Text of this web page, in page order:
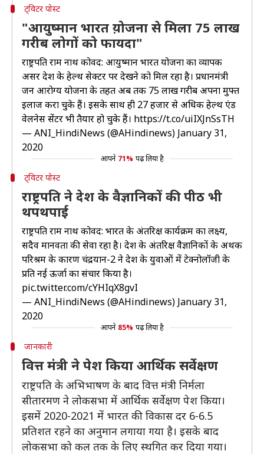
ट्विटर पोस्ट
"आयुष्मान भारत य़ोजना से मिला 75 लाख
गरीब लोगों को फायदा"
राष्ट्रपति राम नाथ कोविंद: आयुष्मान भारत योजना का व्यापक
असर देश के हेल्थ सेक्टर पर देखने को मिल रहा है। प्रधानमंत्री
जन आरोग्य योजना के तहत अब तक 75 लाख गरीब अपना मुफ्त
इलाज करा चुके हैं। इसके साथ ही 27 हजार से अधिक हेल्थ एंड
वेलनेस सेंटर भी तैयार हो चुके हैं। https://t.co/uiIXJnSsTH
— ANI_HindiNews (@AHindinews) January 31,
2020
आपने 71% पढ़ लिया है
ट्विटर पोस्ट
राष्ट्रपति ने देश के वैज्ञानिकों की पीठ भी
थपथपाई
राष्ट्रपति राम नाथ कोविंद: भारत के अंतरिक्ष कार्यक्रम का लक्ष्य,
सदैव मानवता की सेवा रहा है। देश के अंतरिक्ष वैज्ञानिकों के अथक
परिश्रम के कारण चंद्रयान-2 ने देश के युवाओं में टेक्नोलॉजी के
प्रति नई ऊर्जा का संचार किया है।
pic.twitter.com/cYHIqX8gvI
— ANI_HindiNews (@AHindinews) January 31,
2020
आपने 85% पढ़ लिया है
जानकारी
वित्त मंत्री ने पेश किया आर्थिक सर्वेक्षण
राष्ट्रपति के अभिभाषण के बाद वित्त मंत्री निर्मला
सीतारमण ने लोकसभा में आर्थिक सर्वेक्षण पेश किया।
इसमें 2020-2021 में भारत की विकास दर 6-6.5
प्रतिशत रहने का अनुमान लगाया गया है। इसके बाद
लोकसभा को कल तक के लिए स्थगित कर दिया गया।